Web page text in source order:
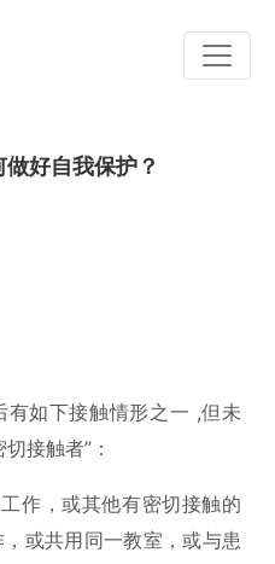
好自我保护？
如下接触情形之一 ,但未
接触者”：
作，或其他有密切接触的
或共用同一教室，或与患